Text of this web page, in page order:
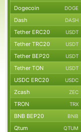
Dogecoin DOGE
Dash DASH
Tether ERC20 USDT
Tether TRC20 USDT
Tether BEP20 USDT
Tether TON USDT
USDC ERC20 USDC
Zcash ZEC
TRON TRX
BNB BEP20 BNB
Qtum QTUM